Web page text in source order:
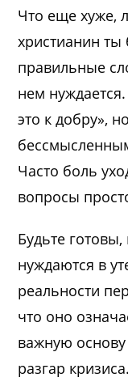
Что еще хуже,
христианин
правильные
нем
это к добру»,
Часто боль
вопросы
Будьте
нуждаются в
реальности
что оно
важную
разгар кризиса.